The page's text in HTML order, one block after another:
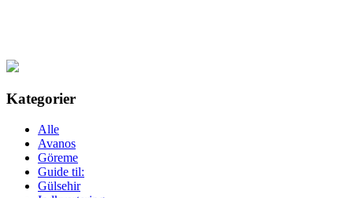
Kategorier
Alle
Avanos
Göreme
Guide til:
Gülsehir